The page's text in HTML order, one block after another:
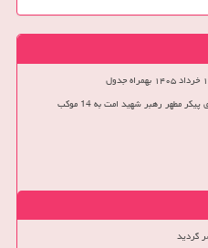
مطهر رهبر شهید امت به 14 موکب
گردید